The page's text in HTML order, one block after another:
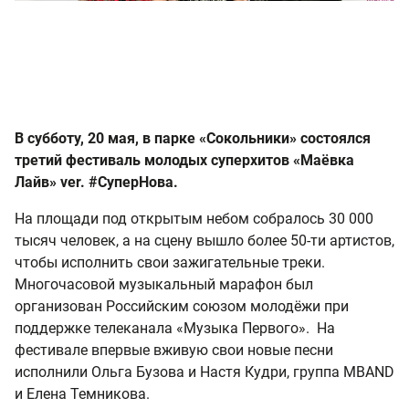
В субботу, 20 мая, в парке «Сокольники» состоялся
третий фестиваль молодых суперхитов «Маёвка
Лайв» ver. #СуперНова.
На площади под открытым небом собралось 30 000
тысяч человек, а на сцену вышло более 50-ти артистов,
чтобы исполнить свои зажигательные треки.
Многочасовой музыкальный марафон был
организован Российским союзом молодёжи при
поддержке телеканала «Музыка Первого». На
фестивале впервые вживую свои новые песни
исполнили Ольга Бузова и Настя Кудри, группа MBAND
и Елена Темникова.